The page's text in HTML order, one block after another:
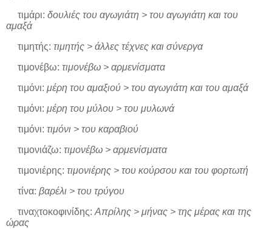
τιμάρι: δουλιές του αγωγιάτη > του αγωγιάτη και του
αμαξά
τιμητής: τιμητής > άλλες τέχνες και σύνεργα
τιμονέβω: τιμονέβω > αρμενίσματα
τιμόνι: μέρη του αμαξιού > του αγωγιάτη και του αμαξά
τιμόνι: μέρη του μύλου > του μυλωνά
τιμόνι: τιμόνι > του καραβιού
τιμονιάζω: τιμονέβω > αρμενίσματα
τιμονιέρης: τιμονιέρης > του κούρσου και του φορτωτή
τίνα: βαρέλι > του τρύγου
τιναχτοκοφινίδης: Απρίλης > μήνας > της μέρας και της
ώρας